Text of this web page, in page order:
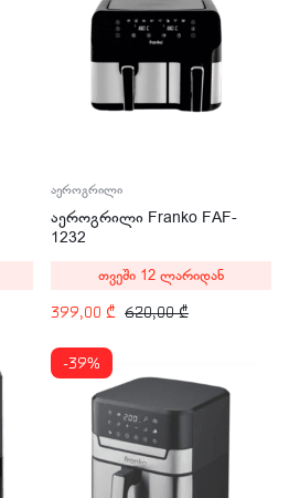
აეროგრილი
აეროგრილი Franko FAF-
1232
620,00₾
399,00 ₾
თვეში 12 ლარიდან
-39%